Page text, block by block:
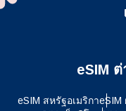
eSIM
eSIM สหรัฐอเมริกาeSIM